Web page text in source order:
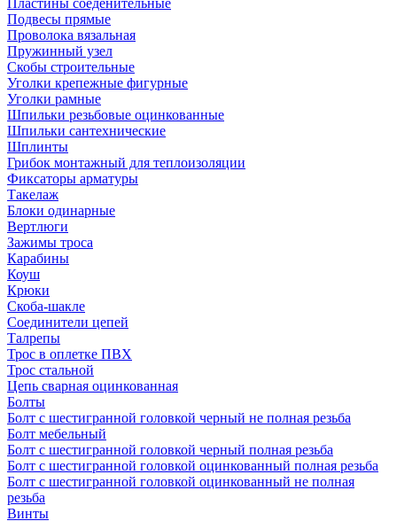
Пластины соеденительные
Подвесы прямые
Проволока вязальная
Пружинный узел
Скобы строительные
Уголки крепежные фигурные
Уголки рамные
Шпильки резьбовые оцинкованные
Шпильки сантехнические
Шплинты
Грибок монтажный для теплоизоляции
Фиксаторы арматуры
Такелаж
Блоки одинарные
Вертлюги
Зажимы троса
Карабины
Коуш
Крюки
Скоба-шакле
Соединители цепей
Талрепы
Трос в оплетке ПВХ
Трос стальной
Цепь сварная оцинкованная
Болты
Болт с шестигранной головкой черный не полная резьба
Болт мебельный
Болт с шестигранной головкой черный полная резьба
Болт с шестигранной головкой оцинкованный полная резьба
Болт с шестигранной головкой оцинкованный не полная
резьба
Винты